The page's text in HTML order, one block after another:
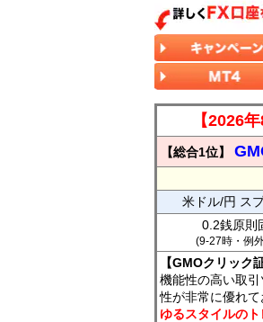
【2026
【総合1位】
米ドル/円 ス
0.2銭原則
(9-27時・例
【GMOクリック
機能性の高い取
性が非常に優れ
ゆるスタイルの